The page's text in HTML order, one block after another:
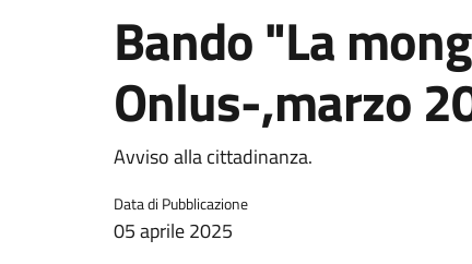
Bando "La
Onlus-,marzo
Avviso alla cittadinanza.
Data di Pubblicazione
05 aprile 2025